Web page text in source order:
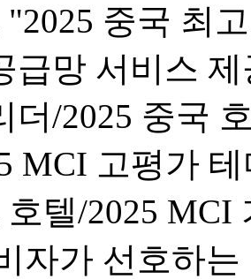
중국 최
급망 서비스
더/2025 중국
MCI 고평가
호텔/2025
자가 선호하